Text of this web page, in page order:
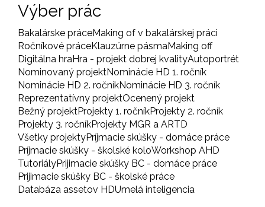
Výber prác
Bakalárske práceMaking of v bakalárskej práci
Ročníkové práceKlauzúrne pásmaMaking off
Digitálna hraHra - projekt dobrej kvalityAutoportrét
Nominovaný projektNominácie HD 1. ročník
Nominácie HD 2. ročníkNominácie HD 3. ročník
Reprezentatívny projektOcenený projekt
Bežný projektProjekty 1. ročníkProjekty 2. ročník
Projekty 3. ročníkProjekty MGR a ARTD
Všetky projektyPríjmacie skúšky - domáce práce
Príjmacie skúšky - školské koloWorkshop AHD
TutoriályPrijimacie skúšky BC - domáce práce
Prijimacie skúšky BC - školské práce
Databáza assetov HDUmelá inteligencia